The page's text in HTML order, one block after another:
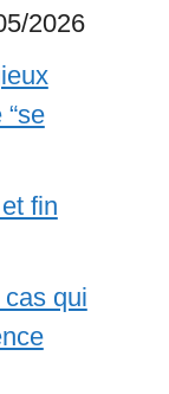
2026
fin
qui